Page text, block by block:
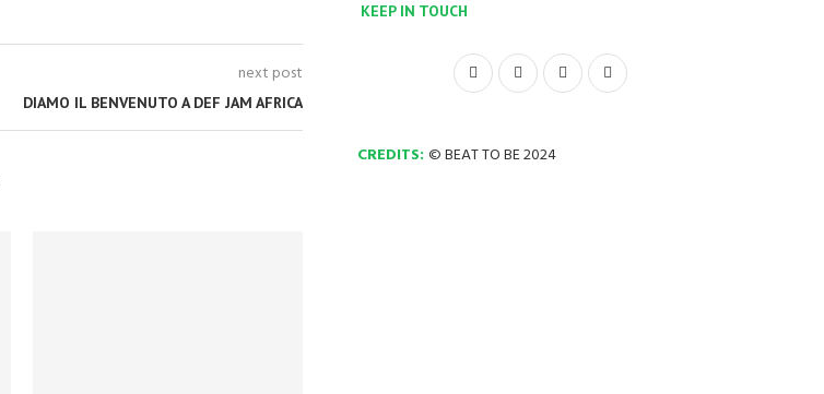
next post
DIAMO IL BENVENUTO A DEF JAM AFRICA
KEEP IN TOUCH
CREDITS: © BEAT TO BE 2024